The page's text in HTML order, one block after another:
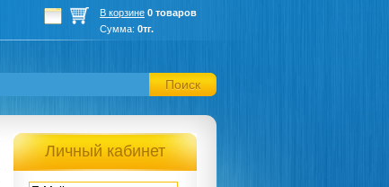
В корзине 0 товаров
Сумма: 0тг.
Поиск
Личный кабинет